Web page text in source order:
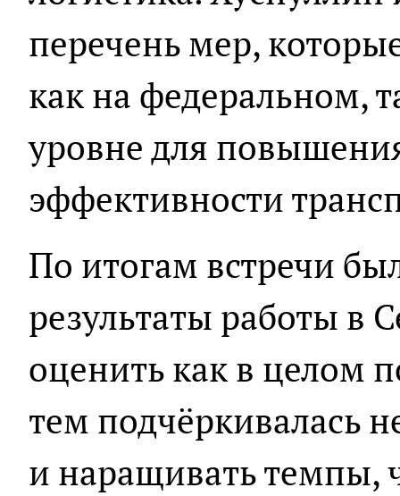
перечень мер,
как на федеральном,
уровне для
эффективности
По итогам встречи
результаты работы в
оценить как в целом
тем подчёркивалась
и наращивать темпы,